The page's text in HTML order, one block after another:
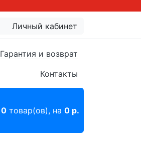
Личный кабинет
Гарантия и возврат
Контакты
0 товар(ов), на 0 р.